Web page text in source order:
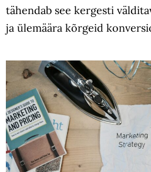
tähendab see kergesti
ja ülemäära kõrgeid